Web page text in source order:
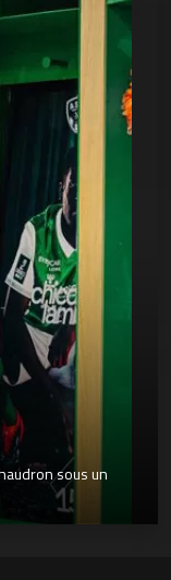
sous un